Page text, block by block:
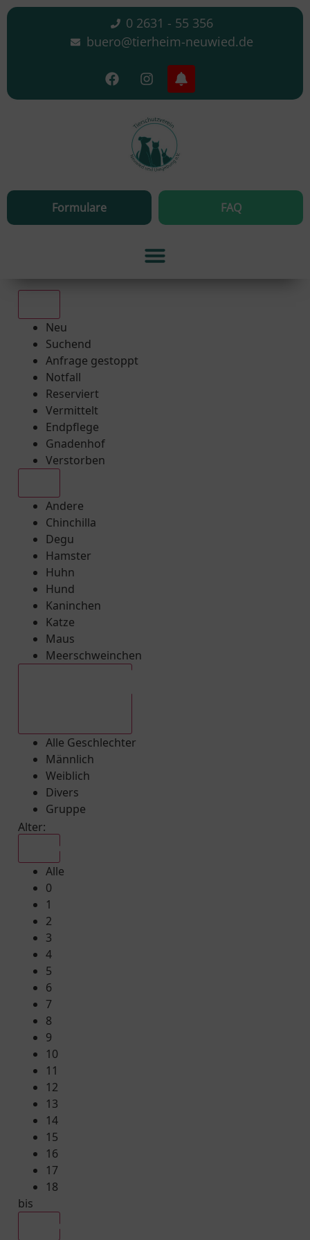
0 2631 - 55 356
buero@tierheim-neuwied.de
Formulare FAQ
Neu
Suchend
Anfrage gestoppt
Notfall
Reserviert
Vermittelt
Endpflege
Gnadenhof
Verstorben
Andere
Chinchilla
Degu
Hamster
Huhn
Hund
Kaninchen
Katze
Maus
Meerschweinchen
Alle Geschlechter
Männlich
Weiblich
Divers
Gruppe
Alter:
Alle
0
1
2
3
4
5
6
7
8
9
10
11
12
13
14
15
16
17
18
bis